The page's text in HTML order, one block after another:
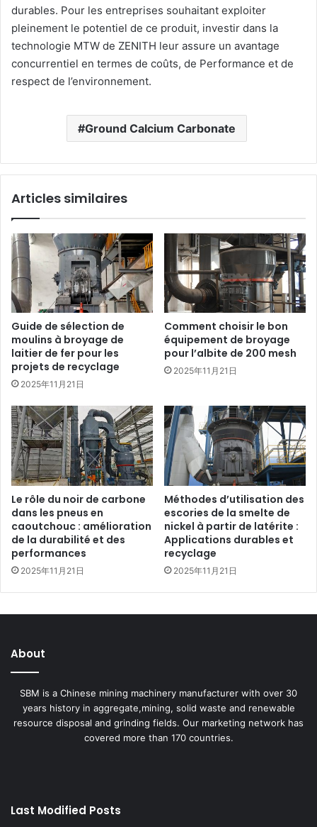
durables. Pour les entreprises souhaitant exploiter
pleinement le potentiel de ce produit, investir dans la
technologie MTW de ZENITH leur assure un avantage
concurrentiel en termes de coûts, de Performance et de
respect de l’environnement.
Ground Calcium Carbonate
Articles similaires
Guide de sélection de
moulins à broyage de
laitier de fer pour les
projets de recyclage
2025年11月21日
Comment choisir le bon
équipement de broyage
pour l’albite de 200 mesh
2025年11月21日
Le rôle du noir de carbone
dans les pneus en
caoutchouc : amélioration
de la durabilité et des
performances
2025年11月21日
Méthodes d’utilisation des
escories de la smelte de
nickel à partir de latérite :
Applications durables et
recyclage
2025年11月21日
About
SBM is a Chinese mining machinery manufacturer with over 30
years history in aggregate,mining, solid waste and renewable
resource disposal and grinding fields. Our marketing network has
covered more than 170 countries.
Last Modified Posts